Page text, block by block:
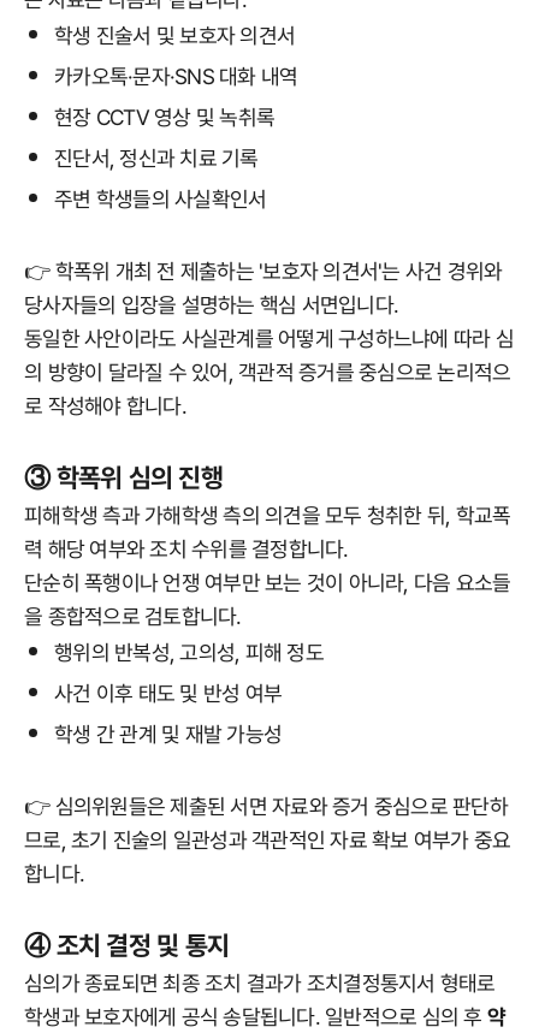
학생 진술서 및 보호자 의견서
카카오톡·문자·SNS 대화 내역
현장 CCTV 영상 및 녹취록
진단서, 정신과 치료 기록
주변 학생들의 사실확인서
👉 학폭위 개최 전 제출하는 '보호자 의견서'는 사건 경위와
당사자들의 입장을 설명하는 핵심 서면입니다.
동일한 사안이라도 사실관계를 어떻게 구성하느냐에 따라 심
의 방향이 달라질 수 있어, 객관적 증거를 중심으로 논리적으
로 작성해야 합니다.
③ 학폭위 심의 진행
피해학생 측과 가해학생 측의 의견을 모두 청취한 뒤, 학교폭
력 해당 여부와 조치 수위를 결정합니다.
단순히 폭행이나 언쟁 여부만 보는 것이 아니라, 다음 요소들
을 종합적으로 검토합니다.
행위의 반복성, 고의성, 피해 정도
사건 이후 태도 및 반성 여부
학생 간 관계 및 재발 가능성
👉 심의위원들은 제출된 서면 자료와 증거 중심으로 판단하
므로, 초기 진술의 일관성과 객관적인 자료 확보 여부가 중요
합니다.
④ 조치 결정 및 통지
심의가 종료되면 최종 조치 결과가 조치결정통지서 형태로
학생과 보호자에게 공식 송달됩니다. 일반적으로 심의 후 약